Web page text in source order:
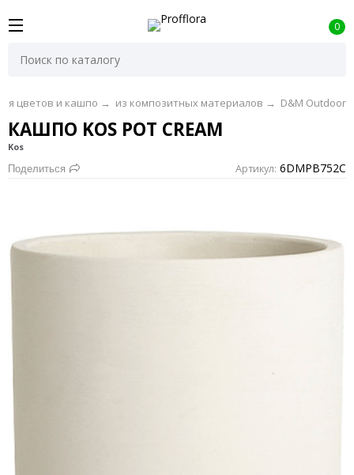
0
цветов и кашпо → из композитных материалов → D&M Outdoor
КАШПО KOS POT CREAM
Kos
Поделиться
Артикул: 6DMPB752C